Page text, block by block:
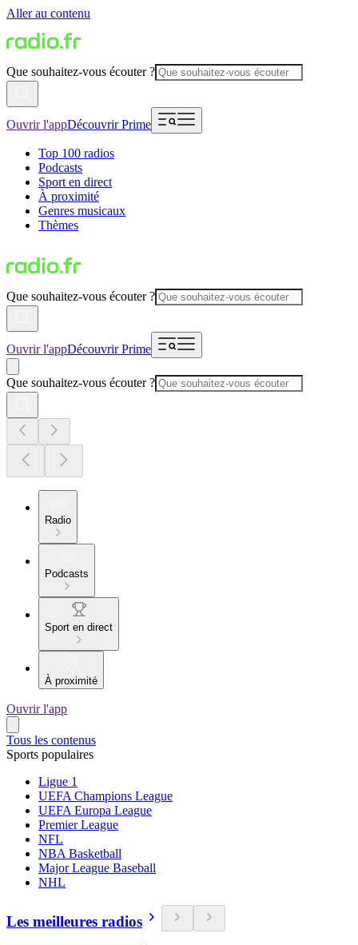
Aller au contenu
Que souhaitez-vous écouter ?
Ouvrir l'appDécouvrir Prime
Top 100 radios
Podcasts
Sport en direct
À proximité
Genres musicaux
Thèmes
Que souhaitez-vous écouter ?
Ouvrir l'appDécouvrir Prime
Que souhaitez-vous écouter ?
Radio
Podcasts
Sport en direct
À proximité
Ouvrir l'app
Tous les contenus
Sports populaires
Ligue 1
UEFA Champions League
UEFA Europa League
Premier League
NFL
NBA Basketball
Major League Baseball
NHL
Les meilleures radios